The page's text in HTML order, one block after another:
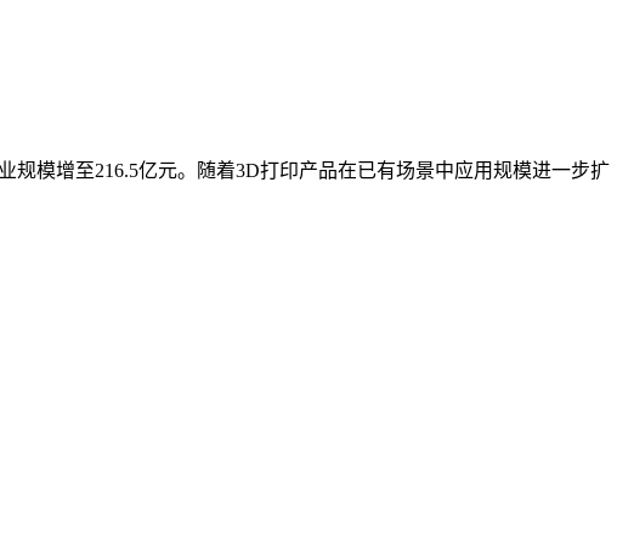
模增至216.5亿元。随着3D打印产品在已有场景中应用规模进一步扩